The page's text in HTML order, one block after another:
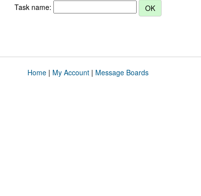
Task name:
Home| My Account| Message Boards